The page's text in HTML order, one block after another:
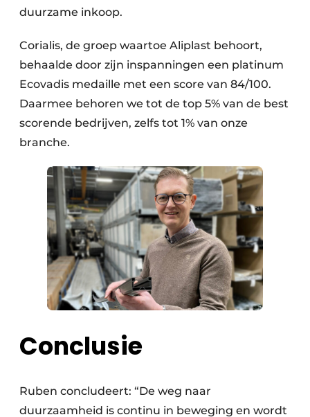
duurzame inkoop.
Corialis, de groep waartoe Aliplast behoort,
behaalde door zijn inspanningen een platinum
Ecovadis medaille met een score van 84/100.
Daarmee behoren we tot de top 5% van de best
scorende bedrijven, zelfs tot 1% van onze
branche.
Conclusie
Ruben concludeert: “De weg naar
duurzaamheid is continu in beweging en wordt